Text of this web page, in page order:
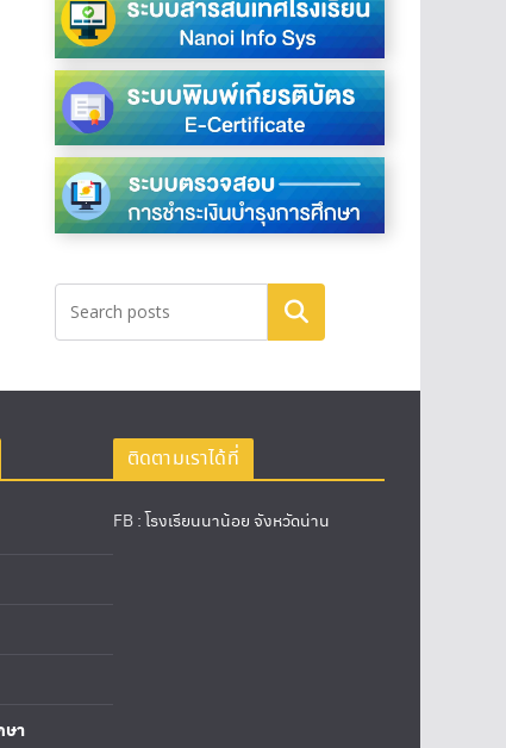
ค้นหา
ษา
ติดตามเราได้ที่
FB :โรงเรียนนาน้อย จังหวัดน่าน